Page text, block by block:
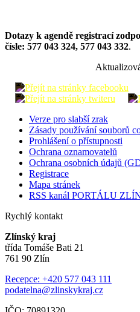
Dotazy k agendě registrací
čísle: 577 043 324, 577 043 332.
Verze pro slabší zrak
Zásady používání souborů
Prohlášení o přístupnosti
Ochrana oznamovatelů
Ochrana osobních údajů
Registrace
Mapa stránek
RSS kanál PORTÁLU
Rychlý kontakt
Zlínský kraj
třída Tomáše Bati 21
761 90 Zlín
Recepce: +420 577 043 111
podatelna@zlinskykraj.cz